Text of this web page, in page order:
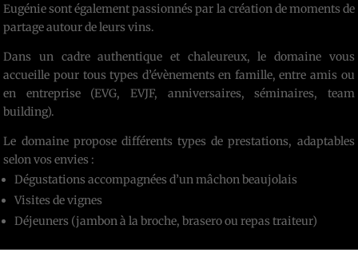
Eugénie sont également passionnés par la création de moments de
partage autour de leurs vins.
Dans un cadre authentique et chaleureux, le domaine vous
accueille pour tous types d’évènements en famille, entre amis ou
en entreprise (EVG, EVJF, anniversaires, séminaires, team
building).
Le domaine propose différents types de prestations, adaptables
selon vos envies :
Dégustations accompagnées d’un mâchon beaujolais
Visites de vignes
Déjeuners (jambon à la broche, brasero ou repas traiteur)